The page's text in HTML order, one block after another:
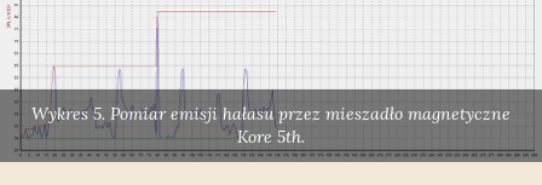
Wykres 5. Pomiar emisji hałasu przez mieszadło magnetyczne
Kore 5th.